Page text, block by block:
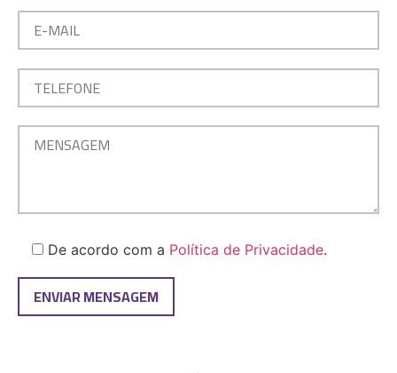
De acordo com a Política de Privacidade.